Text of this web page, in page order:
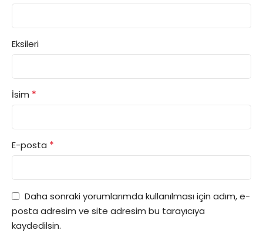
Eksileri
İsim *
E-posta *
Daha sonraki yorumlarımda kullanılması için adım, e-
posta adresim ve site adresim bu tarayıcıya
kaydedilsin.